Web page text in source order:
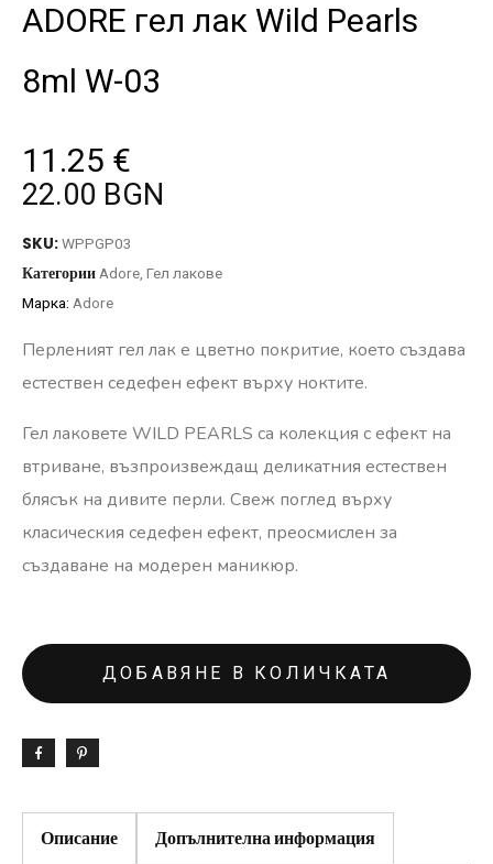
ADORE гел лак Wild Pearls
8ml W-03
11.25 €
22.00 BGN
SKU:WPPGP03
Категории Adore Гел лакове
Марка: Adore
Перленият гел лак е цветно покритие, което създава
естествен седефен ефект върху ноктите.
Гел лаковете WILD PEARLS са колекция с ефект на
втриване, възпроизвеждащ деликатния естествен
блясък на дивите перли. Свеж поглед върху
класическия седефен ефект, преосмислен за
създаване на модерен маникюр.
ДОБАВЯНЕ В КОЛИЧКАТА
Описание Допълнителна информация